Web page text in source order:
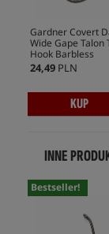
Gardner Covert
Wide Gape Talon
Hook Barbless
24,49 PLN
KUP
INNE
Bestseller!